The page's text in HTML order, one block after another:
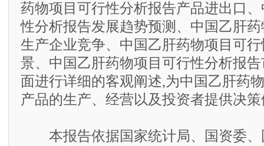
药物项目可行性分析报告产品进出口
性分析报告发展趋势预测、中国乙肝
生产企业竞争、中国乙肝药物项目可
景、中国乙肝药物项目可行性分析报
面进行详细的客观阐述,为中国乙肝药
产品的生产、经营以及投资者提供决
本报告依据国家统计局、国资委、